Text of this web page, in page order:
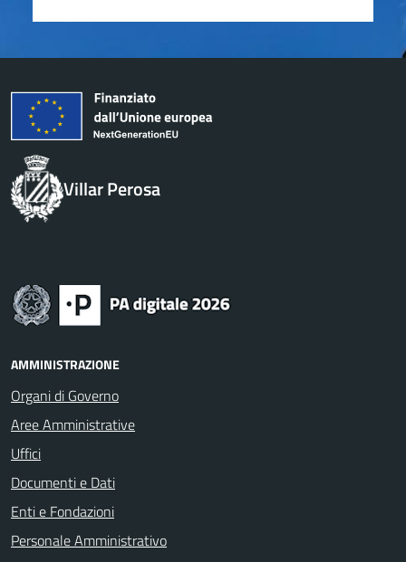
Villar Perosa
AMMINISTRAZIONE
Organi di Governo
Aree Amministrative
Uffici
Documenti e Dati
Enti e Fondazioni
Personale Amministrativo